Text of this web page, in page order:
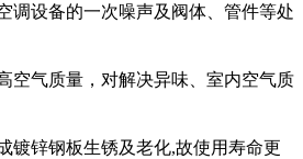
调设备的一次噪声及阀体、管件等处
空气质量，对解决异味、室内空气质
镀锌钢板生锈及老化,故使用寿命更